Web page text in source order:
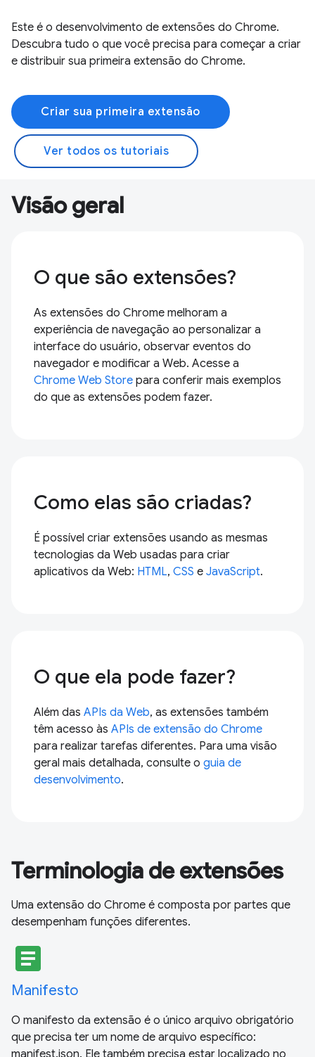
Este é o desenvolvimento de extensões do Chrome.
Descubra tudo o que você precisa para começar a criar
e distribuir sua primeira extensão do Chrome.
Criar sua primeira extensão
Ver todos os tutoriais
Visão geral
O que são extensões?
As extensões do Chrome melhoram a
experiência de navegação ao personalizar a
interface do usuário, observar eventos do
navegador e modificar a Web. Acesse a
Chrome Web Store para conferir mais exemplos
do que as extensões podem fazer.
Como elas são criadas?
É possível criar extensões usando as mesmas
tecnologias da Web usadas para criar
aplicativos da Web: HTML, CSS e JavaScript.
O que ela pode fazer?
Além das APIs da Web, as extensões também
têm acesso às APIs de extensão do Chrome
para realizar tarefas diferentes. Para uma visão
geral mais detalhada, consulte o guia de
desenvolvimento.
Terminologia de extensões
Uma extensão do Chrome é composta por partes que
desempenham funções diferentes.
article
Manifesto
O manifesto da extensão é o único arquivo obrigatório
que precisa ter um nome de arquivo específico:
manifest.json. Ele também precisa estar localizado no